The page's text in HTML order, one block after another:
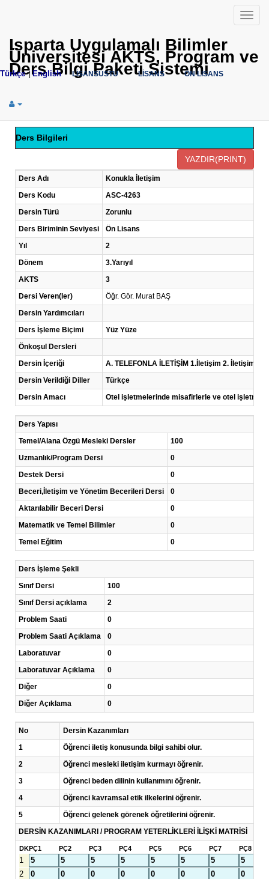
Menü
Isparta Uygulamalı Bilimler
Üniversitesi AKTS, Program ve
Ders Bilgi Paketi Sistemi
Türkçe|English LİSANSÜSTÜ LİSANS ÖN LİSANS
Ders Bilgileri
Ders Adı
Konukla İletişim
Ders Kodu
ASC-4263
Dersin Türü
Zorunlu
Ders Biriminin Seviyesi
Ön Lisans
Yıl
2
Dönem
3.Yarıyıl
AKTS
3
Dersi Veren(ler)
Öğr. Gör. Murat BAŞ
Dersin Yardımcıları
Ders İşleme Biçimi
Yüz Yüze
Önkoşul Dersleri
Dersin İçeriği
A. TELEFONLA İLETİŞİM 1.İletişim 2.
Dersin Verildiği Diller
Türkçe
Dersin Amacı
Otel işletmelerinde misafirlerle ve otel
Ders Yapısı
Temel/Alana Özgü Mesleki Dersler
100
Uzmanlık/Program Dersi
0
Destek Dersi
0
Beceri,İletişim ve Yönetim Becerileri Dersi
0
Aktarılabilir Beceri Dersi
0
Matematik ve Temel Bilimler
0
Temel Eğitim
0
Ders İşleme Şekli
Sınıf Dersi
100
Sınıf Dersi açıklama
2
Problem Saati
0
Problem Saati Açıklama
0
Laboratuvar
0
Laboratuvar Açıklama
0
Diğer
0
Diğer Açıklama
0
No
Dersin Kazanımları
1
Öğrenci iletiş konusunda bilgi sahibi olur.
2
Öğrenci mesleki iletişim kurmayı öğrenir.
3
Öğrenci beden dilinin kullanımını öğrenir.
4
Öğrenci kavramsal etik ilkelerini öğrenir.
5
Öğrenci gelenek görenek öğretilerini öğrenir.
DERSİN KAZANIMLARI / PROGRAM YETERLİKLERİ İLİŞKİ MATRİSİ
DKPÇ1 PÇ2 PÇ3 PÇ4 PÇ5 PÇ6 PÇ7 PÇ8
1
2